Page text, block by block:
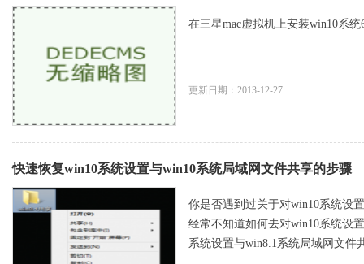
在三星mac虚拟机上安装win10系
更新日期：2013-12-27
快速恢复win10系统设置与win10系统局域网文件共享的步骤
你是否遇到过关于对win10系统设
经常不知道如何去对win10系统设
系统设置与win8.1系统局域网文件